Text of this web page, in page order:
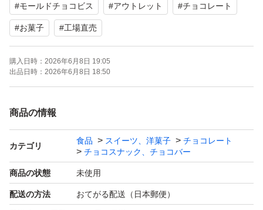
アウトレット品ですが輸送中にも割れ等が発生することが
あります。
在庫状況や賞味期限等により値段が変動しますがご了承く
ださい。
出品中以外の物は基本的には在庫ありません。
soldout品の在庫の問い合わせ、値下げ交渉、受け取り通
知できない方、ブロックします。
#モールドチョコビス #アウトレット #チョコレート
#お菓子 #工場直売
購入日時： 2026年6月8日 19:05
出品日時： 2026年6月8日 18:50
商品の情報
カテゴリ
食品 スイーツ、洋菓子
チョコレート
チョコスナック、チョコバー
商品の状態 未使用
配送の方法 おてがる配送（日本郵便）